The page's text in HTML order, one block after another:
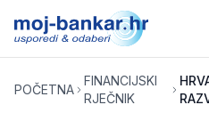
POČETNA
FINANCIJSKI
RJEČNIK